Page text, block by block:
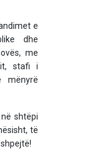
e
dhe
me
stafi i
mënyrë
shtëpi
të